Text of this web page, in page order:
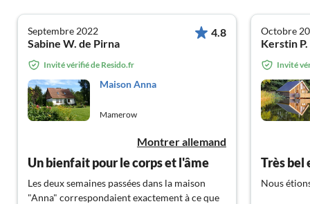
Septembre 2022
Sabine W. de Pirna
4.8
Invité vérifié de Resido.fr
Maison Anna
Mamerow
Montrer allemand
Un bienfait pour le corps et l'âme
Les deux semaines passées dans la maison
"Anna" correspondaient exactement à ce que
Octobre
Kerstin
Invité
Nous